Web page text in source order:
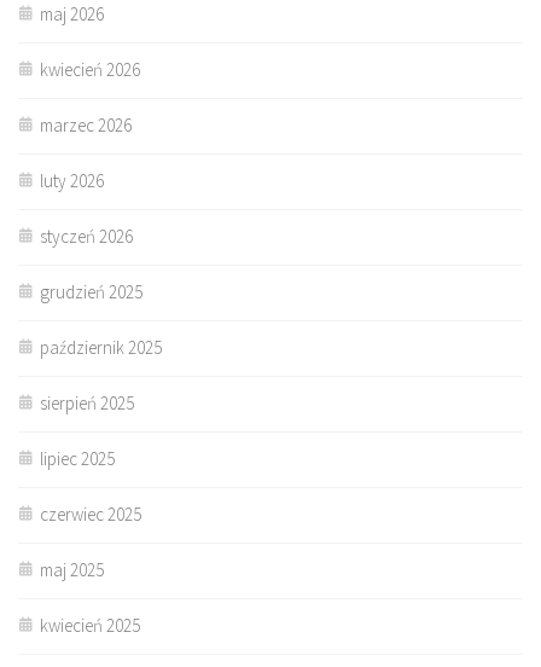
maj 2026
kwiecień 2026
marzec 2026
luty 2026
styczeń 2026
grudzień 2025
październik 2025
sierpień 2025
lipiec 2025
czerwiec 2025
maj 2025
kwiecień 2025